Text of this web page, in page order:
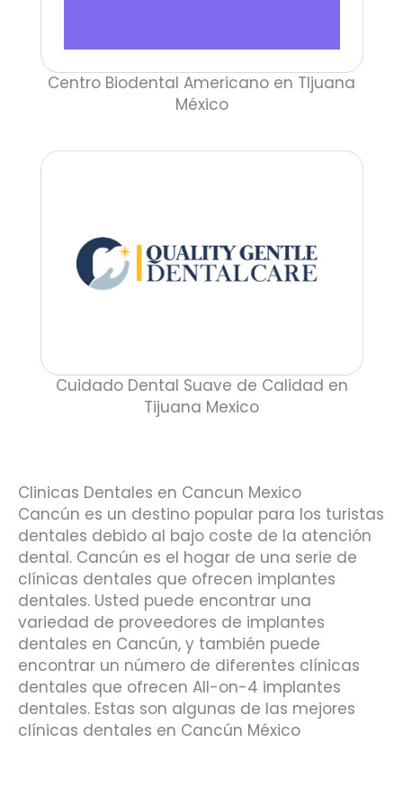
Centro Biodental Americano en TIjuana
México
Cuidado Dental Suave de Calidad en
Tijuana Mexico
Clinicas Dentales en Cancun Mexico
Cancún es un destino popular para los turistas
dentales debido al bajo coste de la atención
dental. Cancún es el hogar de una serie de
clínicas dentales que ofrecen implantes
dentales. Usted puede encontrar una
variedad de proveedores de implantes
dentales en Cancún, y también puede
encontrar un número de diferentes clínicas
dentales que ofrecen All-on-4 implantes
dentales. Estas son algunas de las mejores
clínicas dentales en Cancún México